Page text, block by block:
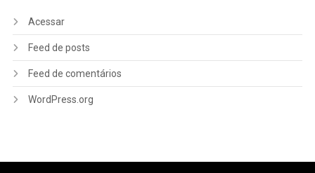
Acessar
Feed de posts
Feed de comentários
WordPress.org